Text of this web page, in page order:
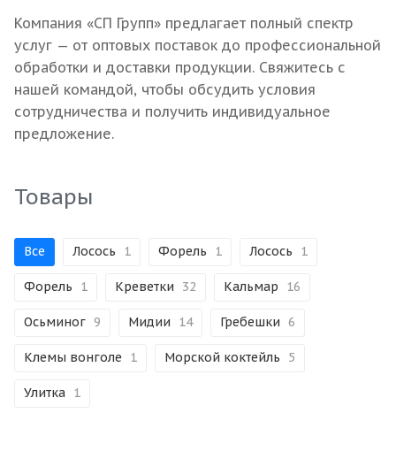
Компания «СП Групп» предлагает полный спектр
услуг — от оптовых поставок до профессиональной
обработки и доставки продукции. Свяжитесь с
нашей командой, чтобы обсудить условия
сотрудничества и получить индивидуальное
предложение.
Товары
Все Лосось 1 Форель 1 Лосось 1
Форель 1 Креветки 32 Кальмар 16
Осьминог 9 Мидии 14 Гребешки 6
Клемы вонголе 1 Морской коктейль 5
Улитка 1